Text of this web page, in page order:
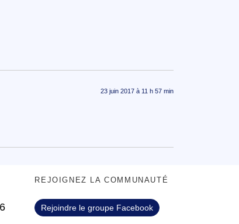
23 juin 2017 à 11 h 57 min
REJOIGNEZ LA COMMUNAUTÉ
Rejoindre le groupe Facebook